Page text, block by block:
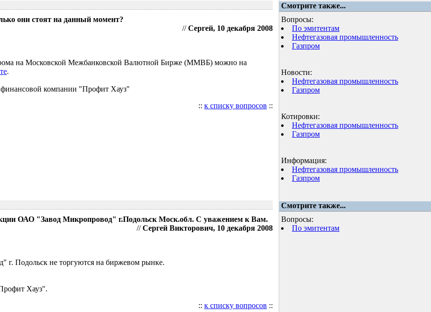
Смотрите также...
они стоят на данный момент?
//Сергей, 10 декабря 2008
на Московской Межбанковской Валютной Бирже (ММВБ) можно на
.
компании "Профит Хауз"
:: к списку вопросов ::
Вопросы:
По эмитентам
Нефтегазовая промышленность
Газпром
Новости:
Нефтегазовая промышленность
Газпром
Котировки:
Нефтегазовая промышленность
Газпром
Информация:
Нефтегазовая промышленность
Газпром
Смотрите также...
ОАО "Завод Микропровод" г.Подольск Моск.обл. С уважением к Вам.
//Сергей Викторович, 10 декабря 2008
Подольск не торгуются на биржевом рынке.
Хауз".
:: к списку вопросов ::
Вопросы:
По эмитентам